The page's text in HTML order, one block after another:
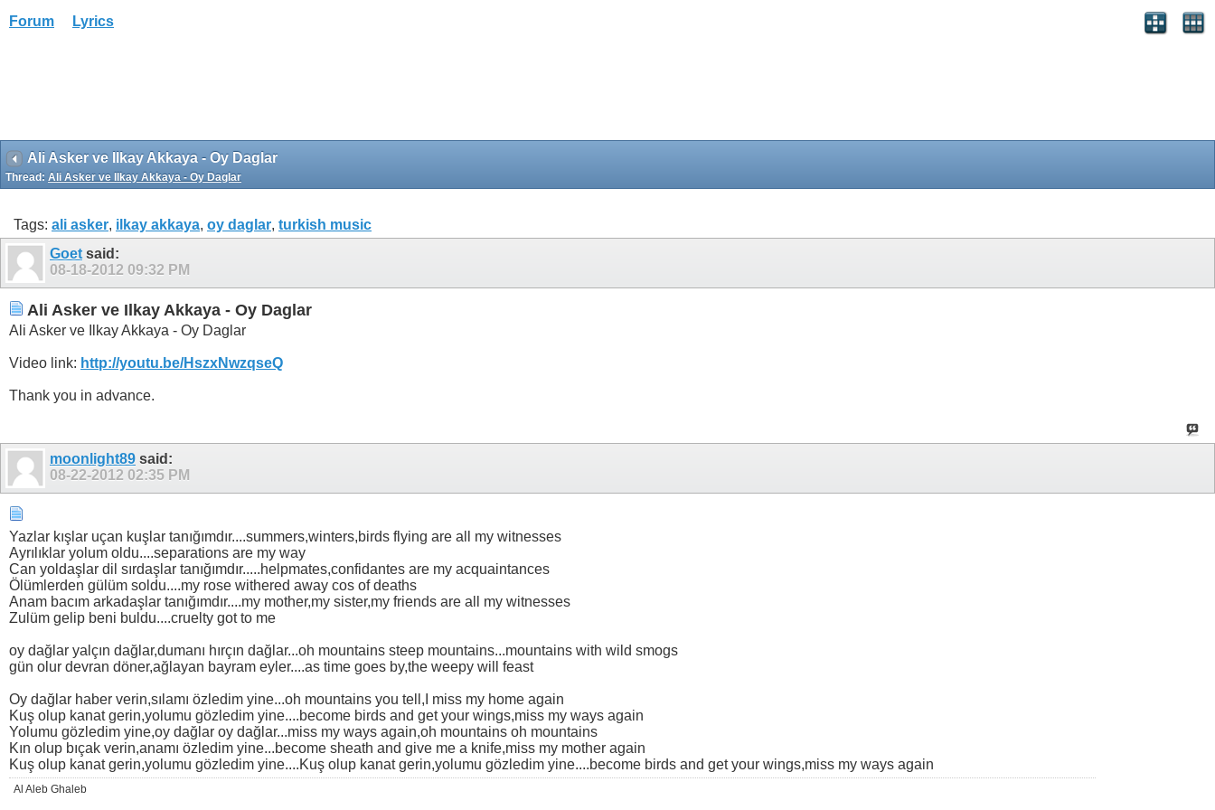
Forum Lyrics
Ali Asker ve Ilkay Akkaya - Oy Daglar
Thread: Ali Asker ve Ilkay Akkaya - Oy Daglar
Tags: ali asker, ilkay akkaya, oy daglar, turkish music
Goet said:
08-18-2012 09:32 PM
Ali Asker ve Ilkay Akkaya - Oy Daglar
Ali Asker ve Ilkay Akkaya - Oy Daglar
Video link: http://youtu.be/HszxNwzqseQ
Thank you in advance.
moonlight89 said:
08-22-2012 02:35 PM
Yazlar kışlar uçan kuşlar tanığımdır....summers,winters,birds flying are all my witnesses
Ayrılıklar yolum oldu....separations are my way
Can yoldaşlar dil sırdaşlar tanığımdır.....helpmates,confidantes are my acquaintances
Ölümlerden gülüm soldu....my rose withered away cos of deaths
Anam bacım arkadaşlar tanığımdır....my mother,my sister,my friends are all my witnesses
Zulüm gelip beni buldu....cruelty got to me
oy dağlar yalçın dağlar,dumanı hırçın dağlar...oh mountains steep mountains...mountains with wild smogs
gün olur devran döner,ağlayan bayram eyler....as time goes by,the weepy will feast
Oy dağlar haber verin,sılamı özledim yine...oh mountains you tell,I miss my home again
Kuş olup kanat gerin,yolumu gözledim yine....become birds and get your wings,miss my ways again
Yolumu gözledim yine,oy dağlar oy dağlar...miss my ways again,oh mountains oh mountains
Kın olup bıçak verin,anamı özledim yine...become sheath and give me a knife,miss my mother again
Kuş olup kanat gerin,yolumu gözledim yine....Kuş olup kanat gerin,yolumu gözledim yine....become birds and get your wings,miss my ways again
Al Aleb Ghaleb